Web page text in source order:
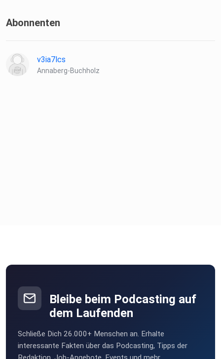
Abonnenten
v3ia7lcs
Annaberg-Buchholz
Bleibe beim Podcasting auf
dem Laufenden
Schließe Dich 26.000+ Menschen an. Erhalte
interessante Fakten über das Podcasting, Tipps der